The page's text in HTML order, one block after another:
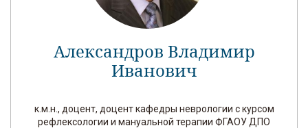
Александров Владимир
Иванович
к.м.н., доцент, доцент кафедры неврологии с курсом
рефлексологии и мануальной терапии ФГАОУ ДПО